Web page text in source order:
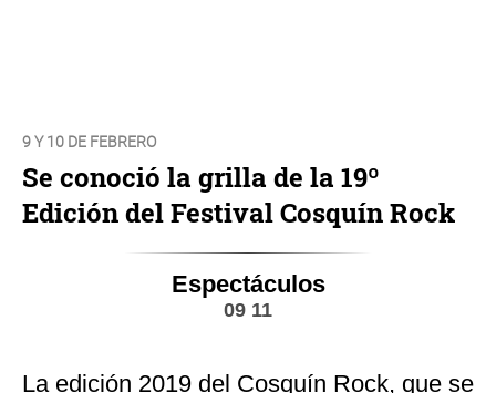
9 Y 10 DE FEBRERO
Se conoció la grilla de la 19º
Edición del Festival Cosquín Rock
Espectáculos
09 11
La edición 2019 del Cosquín Rock, que se